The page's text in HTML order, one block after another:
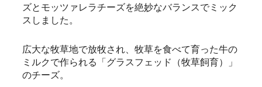
ズとモッツァレラチーズを絶妙なバランスでミック
スしました。
広大な牧草地で放牧され、牧草を食べて育った牛の
ミルクで作られる「グラスフェッド（牧草飼育）」
のチーズ。